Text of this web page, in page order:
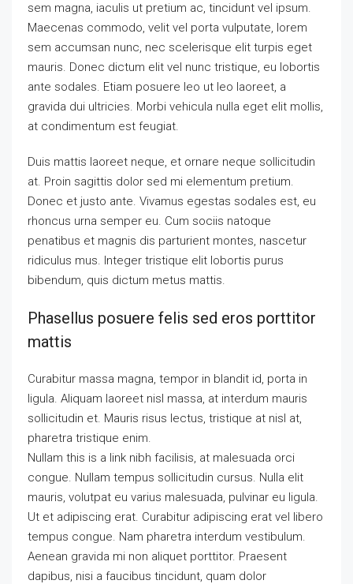
sem magna, iaculis ut pretium ac, tincidunt vel ipsum.
Maecenas commodo, velit vel porta vulputate, lorem
sem accumsan nunc, nec scelerisque elit turpis eget
mauris. Donec dictum elit vel nunc tristique, eu lobortis
ante sodales. Etiam posuere leo ut leo laoreet, a
gravida dui ultricies. Morbi vehicula nulla eget elit mollis,
at condimentum est feugiat.
Duis mattis laoreet neque, et ornare neque sollicitudin
at. Proin sagittis dolor sed mi elementum pretium.
Donec et justo ante. Vivamus egestas sodales est, eu
rhoncus urna semper eu. Cum sociis natoque
penatibus et magnis dis parturient montes, nascetur
ridiculus mus. Integer tristique elit lobortis purus
bibendum, quis dictum metus mattis.
Phasellus posuere felis sed eros porttitor
mattis
Curabitur massa magna, tempor in blandit id, porta in
ligula. Aliquam laoreet nisl massa, at interdum mauris
sollicitudin et. Mauris risus lectus, tristique at nisl at,
pharetra tristique enim.
Nullam this is a link nibh facilisis, at malesuada orci
congue. Nullam tempus sollicitudin cursus. Nulla elit
mauris, volutpat eu varius malesuada, pulvinar eu ligula.
Ut et adipiscing erat. Curabitur adipiscing erat vel libero
tempus congue. Nam pharetra interdum vestibulum.
Aenean gravida mi non aliquet porttitor. Praesent
dapibus, nisi a faucibus tincidunt, quam dolor